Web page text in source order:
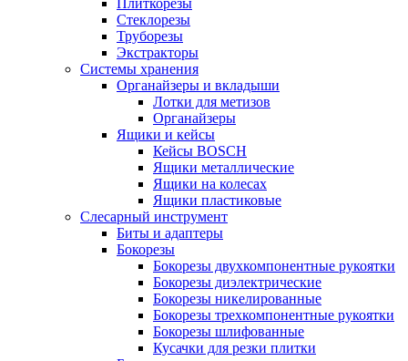
Плиткорезы
Стеклорезы
Труборезы
Экстракторы
Системы хранения
Органайзеры и вкладыши
Лотки для метизов
Органайзеры
Ящики и кейсы
Кейсы BOSCH
Ящики металлические
Ящики на колесах
Ящики пластиковые
Слесарный инструмент
Биты и адаптеры
Бокорезы
Бокорезы двухкомпонентные рукоятки
Бокорезы диэлектрические
Бокорезы никелированные
Бокорезы трехкомпонентные рукоятки
Бокорезы шлифованные
Кусачки для резки плитки